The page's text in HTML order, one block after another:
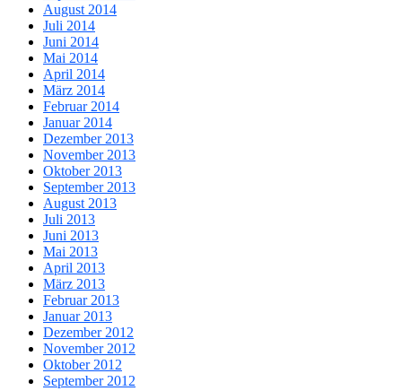
August 2014
Juli 2014
Juni 2014
Mai 2014
April 2014
März 2014
Februar 2014
Januar 2014
Dezember 2013
November 2013
Oktober 2013
September 2013
August 2013
Juli 2013
Juni 2013
Mai 2013
April 2013
März 2013
Februar 2013
Januar 2013
Dezember 2012
November 2012
Oktober 2012
September 2012